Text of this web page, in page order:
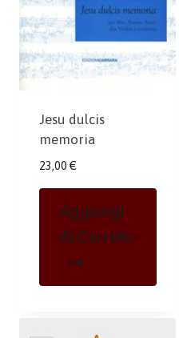
Jesu dulcis
memoria
23,00 €
Aggiungi
Al Carrello